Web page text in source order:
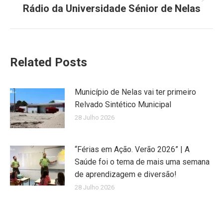
post:
Rádio da Universidade Sénior de Nelas
Related Posts
Município de Nelas vai ter primeiro
Relvado Sintético Municipal
28 Julho 2026
“Férias em Ação. Verão 2026” | A
Saúde foi o tema de mais uma semana
de aprendizagem e diversão!
28 Julho 2026